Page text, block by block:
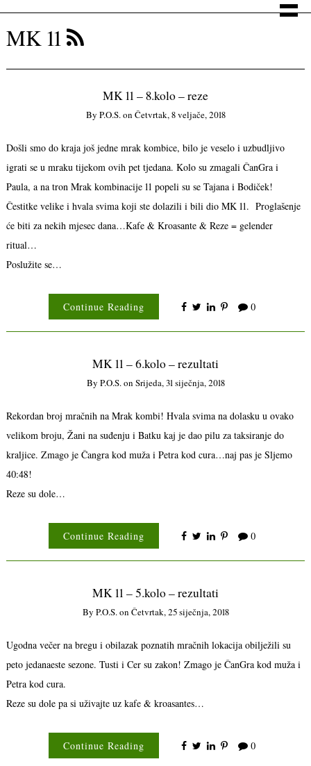
MK 11
MK 11 – 8.kolo – reze
By P.o.s.on Četvrtak, 8 veljače, 2018
Došli smo do kraja još jedne mrak kombice, bilo je veselo i uzbudljivo
igrati se u mraku tijekom ovih pet tjedana. Kolo su zmagali ČanGra i
Paula, a na tron Mrak kombinacije 11 popeli su se Tajana i Bodiček!
Čestitke velike i hvala svima koji ste dolazili i bili dio MK 11. Proglašenje
će biti za nekih mjesec dana…Kafe & Kroasante & Reze = gelender
ritual…
Poslužite se…
Continue Reading 0
MK 11 – 6.kolo – rezultati
By P.o.s.on Srijeda, 31 siječnja, 2018
Rekordan broj mračnih na Mrak kombi! Hvala svima na dolasku u ovako
velikom broju, Žani na suđenju i Batku kaj je dao pilu za taksiranje do
kraljice. Zmago je Čangra kod muža i Petra kod cura…naj pas je Sljemo
40:48!
Reze su dole…
Continue Reading 0
MK 11 – 5.kolo – rezultati
By P.o.s.on Četvrtak, 25 siječnja, 2018
Ugodna večer na bregu i obilazak poznatih mračnih lokacija obilježili su
peto jedanaeste sezone. Tusti i Cer su zakon! Zmago je ČanGra kod muža i
Petra kod cura.
Reze su dole pa si uživajte uz kafe & kroasantes…
Continue Reading 0